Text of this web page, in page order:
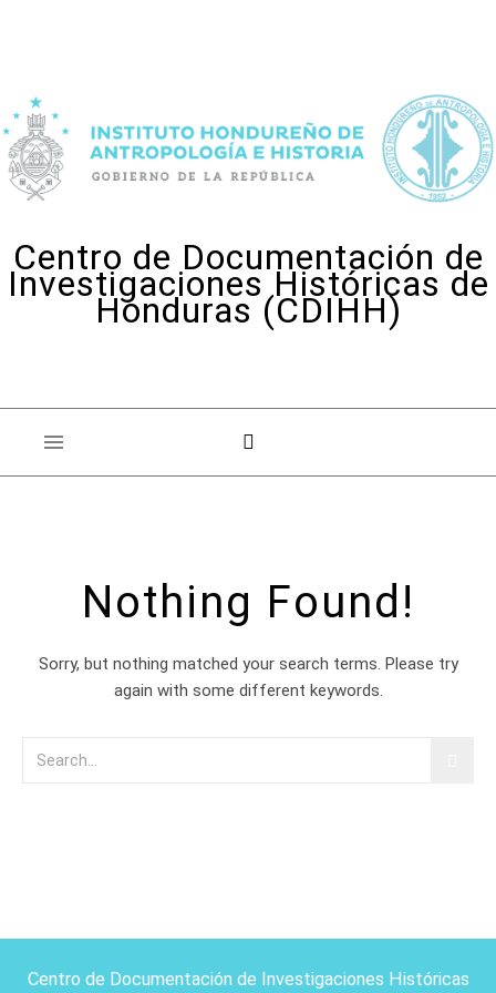
Centro de Documentación de
Investigaciones Históricas de
Honduras (CDIHH)
Nothing Found!
Sorry, but nothing matched your search terms. Please try
again with some different keywords.
Centro de Documentación de Investigaciones Históricas